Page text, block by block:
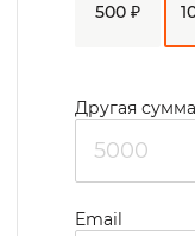
трудотерапии,
сапожная,
мастерские,
контролем
500 ₽
Другая сумма
Email